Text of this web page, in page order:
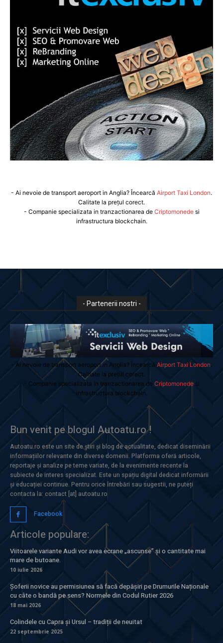
- Ai nevoie de transport aeroport in Anglia? Încearcă Airport Taxi London.
Calitate la prețul corect.
- Companie specializata in tranzactionarea de Criptomonedesi
infrastructura blockchain.
- Partenerii nostri -
- Ai nevoie de transport aeroport in Anglia? Încearcă Airport Taxi London
Calitate la prețul corect.
- Companie specializata in tranzactionarea de Criptomonedesi
infrastructura blockchain.
Bun venit pe blogul Autoatu.ro !
Autoatu.ro este un site de știri și blog de actualitate, dedicat diseminării
informațiilor relevante din diverse domenii. Platforma oferă articole,
reportaje și analize pe teme variate, de la evenimente recente la
subiecte de interes specializat. Este un spațiu digital dedicat informării
și educației continue. Pentru orice întrebări sau sugestii, ne puteți
contacta la: contact [at] autoatu.ro
Facebook
Articole populare:
Viitoarele variante Audi vor avea ecrane „ascunse” și o cantitate mai
mare de butoane.
10 iulie 2026
Șoferii novice au permisiunea să facă depășiri pe Drumurile Naționale
cu câte o bandă pe sens? Normele din Codul Rutier 2026
18 mai 2026
Colindele cu Capra și Ursul – tradiții de neuitat
22 septembrie 2025